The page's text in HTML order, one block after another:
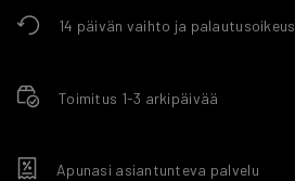
14 päivän vaihto ja palautusoikeus
Toimitus 1-3 arkipäivää
Apunasi asiantunteva palvelu